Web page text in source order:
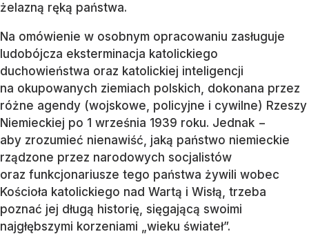
żelazną ręką państwa.
Na omówienie w osobnym opracowaniu zasługuje
ludobójcza eksterminacja katolickiego
duchowieństwa oraz katolickiej inteligencji
na okupowanych ziemiach polskich, dokonana przez
różne agendy (wojskowe, policyjne i cywilne) Rzeszy
Niemieckiej po 1 września 1939 roku. Jednak −
aby zrozumieć nienawiść, jaką państwo niemieckie
rządzone przez narodowych socjalistów
oraz funkcjonariusze tego państwa żywili wobec
Kościoła katolickiego nad Wartą i Wisłą, trzeba
poznać jej długą historię, sięgającą swoimi
najgłębszymi korzeniami „wieku świateł”.